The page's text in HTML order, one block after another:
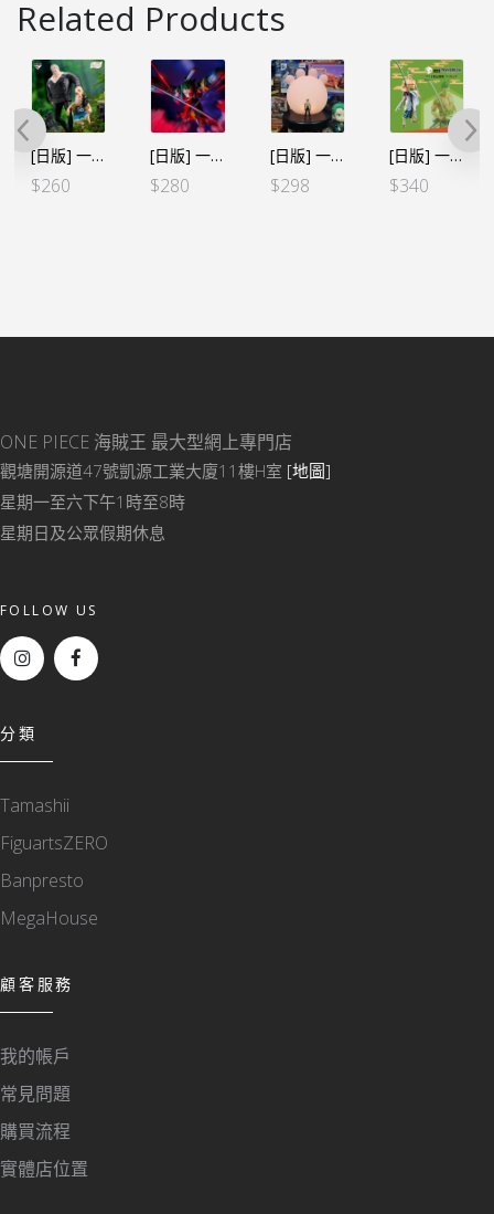
Related Products
[日版] 一番くじ -冒険への軌跡- B賞 路飛&卡普
$260
[日版] 一番くじ -蛋頭島3- B賞 卓洛 三刀流鬼氣
$280
[日版] 一番くじ -革命の炎-D賞 小夜燈 ルフィから弾き飛ばした“痛み”と“疲労”ルームライト
$298
[日版] 一番賞 ワノ国編～第二幕～-C賞 卓洛十郎＆閻魔
$340
ONE PIECE 海賊王 最大型網上專門店
觀塘開源道47號凱源工業大廈11樓H室 [地圖]
星期一至六下午1時至8時
星期日及公眾假期休息
FOLLOW US
分類
Tamashii
FiguartsZERO
Banpresto
MegaHouse
顧客服務
我的帳戶
常見問題
購買流程
實體店位置